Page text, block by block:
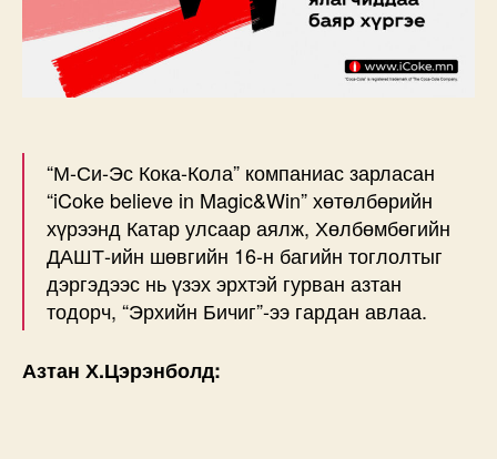
“М-Си-Эс Кока-Кола” компаниас зарласан
“iCoke believe in Magic&Win” хөтөлбөрийн
хүрээнд Катар улсаар аялж, Хөлбөмбөгийн
ДАШТ-ийн шөвгийн 16-н багийн тоглолтыг
дэргэдээс нь үзэх эрхтэй гурван азтан
тодорч, “Эрхийн Бичиг”-ээ гардан авлаа.
Азтан Х.Цэрэнболд: